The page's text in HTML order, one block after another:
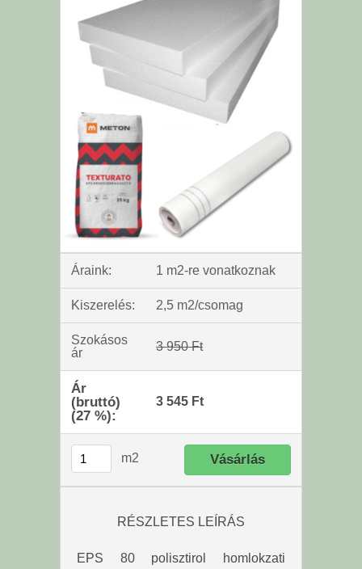
Áraink: 1 m2-re vonatkoznak
Kiszerelés: 2,5 m2/csomag
Szokásos
ár
3 950 Ft
Ár
(bruttó)
(27 %):
3 545 Ft
m2
RÉSZLETES LEÍRÁS
EPS 80 polisztirol homlokzati